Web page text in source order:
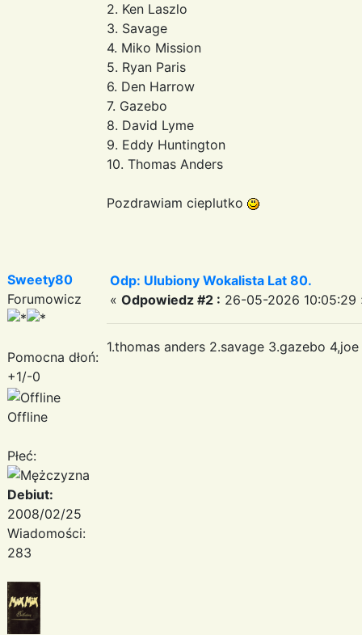
2. Ken Laszlo
3. Savage
4. Miko Mission
5. Ryan Paris
6. Den Harrow
7. Gazebo
8. David Lyme
9. Eddy Huntington
10. Thomas Anders
Pozdrawiam cieplutko
Sweety80
Forumowicz
Pomocna dłoń:
+1/-0
Offline
Płeć:
Debiut:
2008/02/25
Wiadomości:
283
Odp: Ulubiony Wokalista Lat 80.
« Odpowiedz #2 : 26-05-2026 10:05:29
1.thomas anders 2.savage 3.gazebo